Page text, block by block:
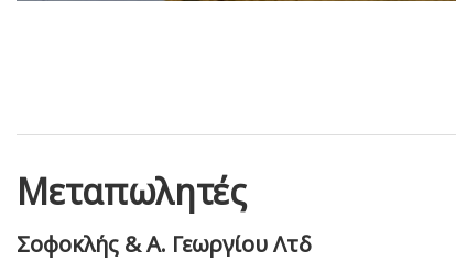
Μεταπωλητές
Σοφοκλής & Α. Γεωργίου Λτδ